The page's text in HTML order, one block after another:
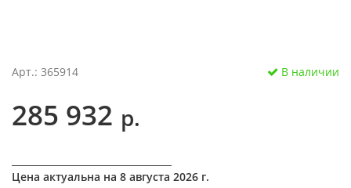
Арт.: 365914 В наличии
285 932 р.
Цена актуальна на 8 августа 2026 г.